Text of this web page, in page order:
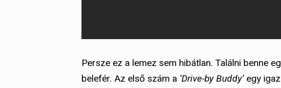
Persze ez a lemez sem hibátlan. Találni benne
belefér. Az első szám a ‘Drive-by Buddy’egy